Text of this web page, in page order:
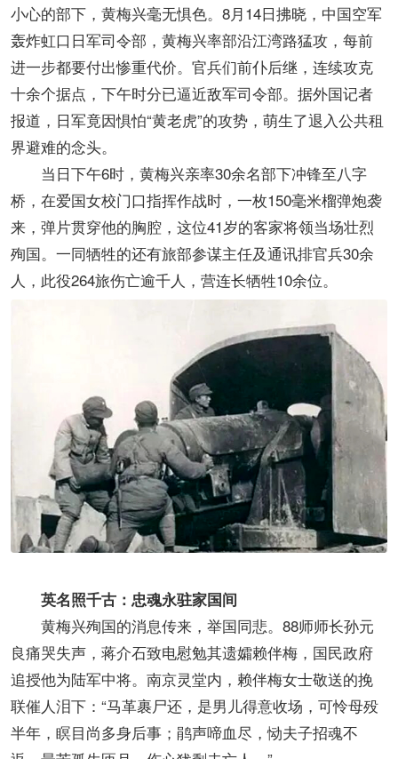
小心的部下，黄梅兴毫无惧色。8月14日拂晓，中国空军
轰炸虹口日军司令部，黄梅兴率部沿江湾路猛攻，每前
进一步都要付出惨重代价。官兵们前仆后继，连续攻克
十余个据点，下午时分已逼近敌军司令部。据外国记者
报道，日军竟因惧怕“黄老虎”的攻势，萌生了退入公共租
界避难的念头。
当日下午6时，黄梅兴亲率30余名部下冲锋至八字
桥，在爱国女校门口指挥作战时，一枚150毫米榴弹炮袭
来，弹片贯穿他的胸腔，这位41岁的客家将领当场壮烈
殉国。一同牺牲的还有旅部参谋主任及通讯排官兵30余
人，此役264旅伤亡逾千人，营连长牺牲10余位。
英名照千古：忠魂永驻家国间
黄梅兴殉国的消息传来，举国同悲。88师师长孙元
良痛哭失声，蒋介石致电慰勉其遗孀赖伴梅，国民政府
追授他为陆军中将。南京灵堂内，赖伴梅女士敬送的挽
联催人泪下：“马革裹尸还，是男儿得意收场，可怜母殁
半年，瞑目尚多身后事；鹃声啼血尽，恸夫子招魂不